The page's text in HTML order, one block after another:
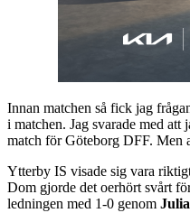
Innan matchen så fick jag
i matchen. Jag svarade med
match för Göteborg DFF. Men
Ytterby IS visade sig vara
Dom gjorde det oerhört svårt
ledningen med 1-0 genom